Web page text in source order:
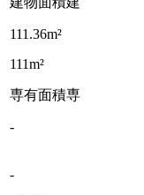
111.36m²
111m²
専有面積専
-
-